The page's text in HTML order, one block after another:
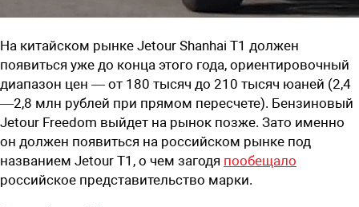
На китайском рынке Jetour Shanhai T1 должен
появиться уже до конца этого года, ориентировочный
диапазон цен — от 180 тысяч до 210 тысяч юаней (2,4
—2,8 млн рублей при прямом пересчете). Бензиновый
Jetour Freedom выйдет на рынок позже. Зато именно
он должен появиться на российском рынке под
названием Jetour T1, о чем загодя пообещало
российское представительство марки.